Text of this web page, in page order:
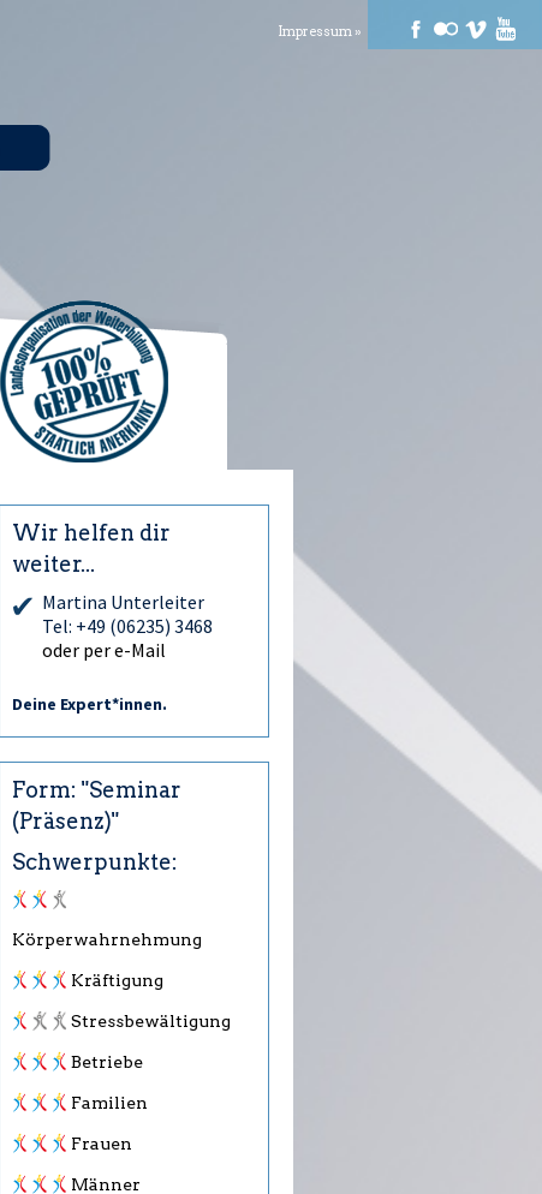
Impressum »
Wir helfen dir
weiter...
Martina Unterleiter
Tel: +49 (06235) 3468
oder per e-Mail
Deine Expert*innen.
Form: "Seminar
(Präsenz)"
Schwerpunkte:
Körperwahrnehmung
Kräftigung
Stressbewältigung
Betriebe
Familien
Frauen
Männer